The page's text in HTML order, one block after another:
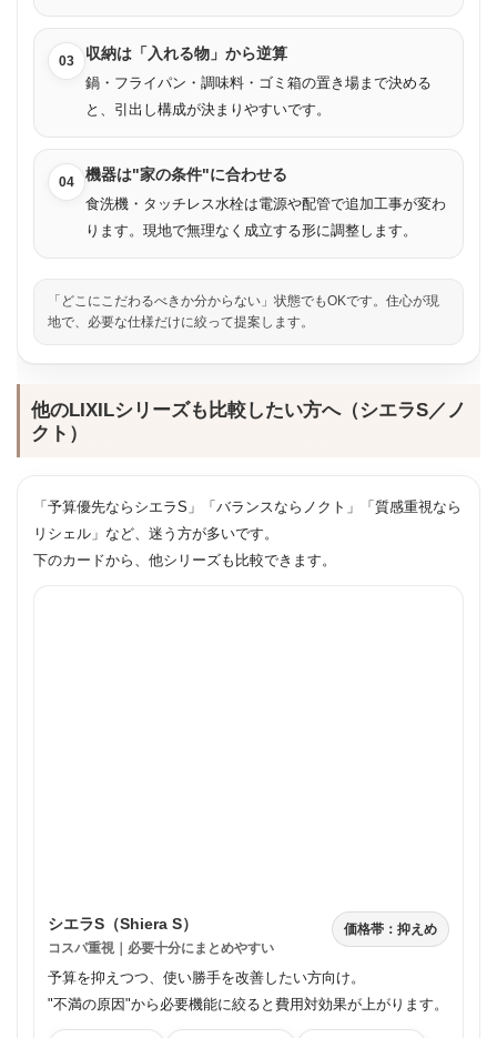
03 収納は「入れる物」から逆算
鍋・フライパン・調味料・ゴミ箱の置き場まで決める
と、引出し構成が決まりやすいです。
04 機器は"家の条件"に合わせる
食洗機・タッチレス水栓は電源や配管で追加工事が変わ
ります。現地で無理なく成立する形に調整します。
「どこにこだわるべきか分からない」状態でもOKです。住心が現
地で、必要な仕様だけに絞って提案します。
他のLIXILシリーズも比較したい方へ（シエラS／ノ
クト）
「予算優先ならシエラS」「バランスならノクト」「質感重視なら
リシェル」など、迷う方が多いです。
下のカードから、他シリーズも比較できます。
シエラS（Shiera S）
コスパ重視｜必要十分にまとめやすい
価格帯：抑えめ
予算を抑えつつ、使い勝手を改善したい方向け。
"不満の原因"から必要機能に絞ると費用対効果が上がります。